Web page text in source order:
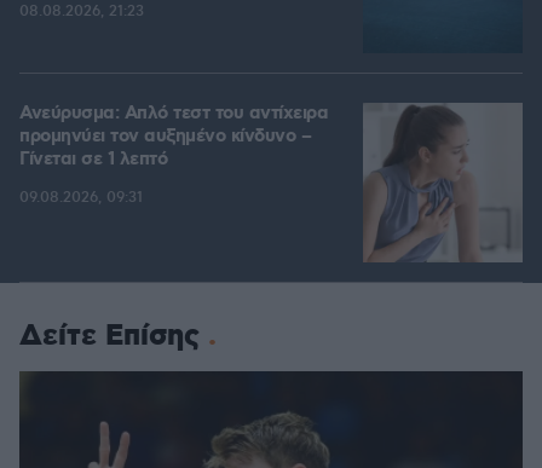
08.08.2026, 21:23
Ανεύρυσμα: Απλό τεστ του αντίχειρα
προμηνύει τον αυξημένο κίνδυνο –
Γίνεται σε 1 λεπτό
09.08.2026, 09:31
Δείτε Επίσης